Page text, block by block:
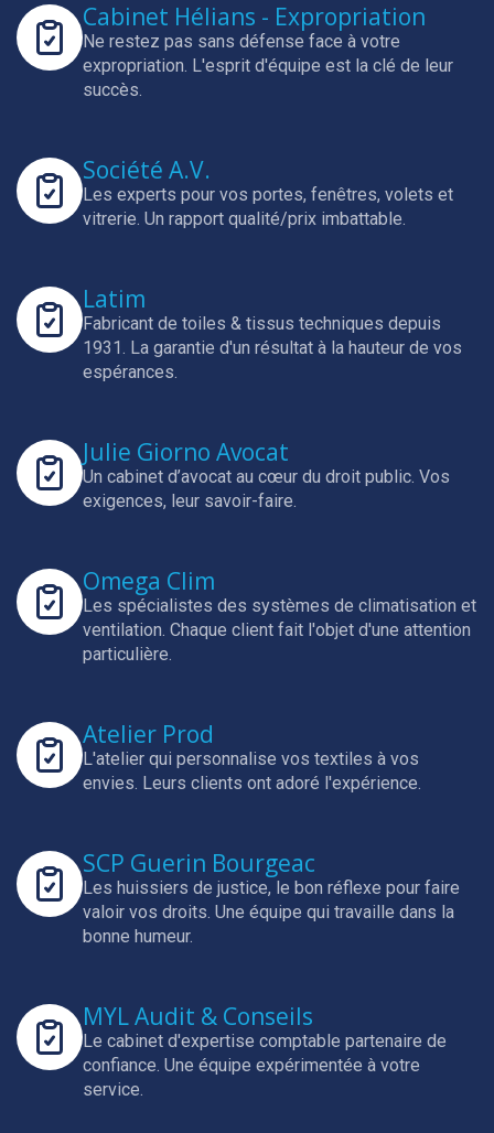
Cabinet Hélians - Expropriation
Ne restez pas sans défense face à votre
expropriation. L'esprit d'équipe est la clé de leur
succès.
Société A.V.
Les experts pour vos portes, fenêtres, volets et
vitrerie. Un rapport qualité/prix imbattable.
Latim
Fabricant de toiles & tissus techniques depuis
1931. La garantie d'un résultat à la hauteur de vos
espérances.
Julie Giorno Avocat
Un cabinet d’avocat au cœur du droit public. Vos
exigences, leur savoir-faire.
Omega Clim
Les spécialistes des systèmes de climatisation et
ventilation. Chaque client fait l'objet d'une attention
particulière.
Atelier Prod
L'atelier qui personnalise vos textiles à vos
envies. Leurs clients ont adoré l'expérience.
SCP Guerin Bourgeac
Les huissiers de justice, le bon réflexe pour faire
valoir vos droits. Une équipe qui travaille dans la
bonne humeur.
MYL Audit & Conseils
Le cabinet d'expertise comptable partenaire de
confiance. Une équipe expérimentée à votre
service.